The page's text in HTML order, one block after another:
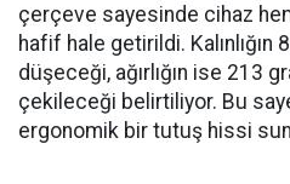
çerçeve sayesinde cihaz
hafif hale getirildi. Kalınlığın
düşeceği, ağırlığın ise 213
çekileceği belirtiliyor. Bu
ergonomik bir tutuş hissi